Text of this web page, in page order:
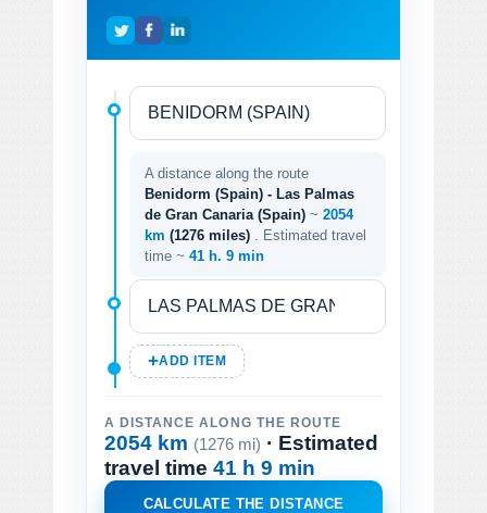
A distance along the route
Benidorm (Spain) - Las Palmas
de Gran Canaria (Spain) ~ 2054
km (1276 miles)
. Estimated travel
time ~ 41 h. 9 min
ADD ITEM
A DISTANCE ALONG THE ROUTE
2054 km (1276 mi) · Estimated
travel time 41 h 9 min
CALCULATE THE DISTANCE